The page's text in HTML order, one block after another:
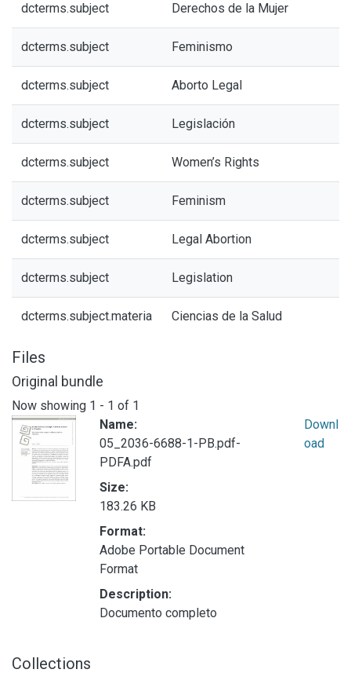
dcterms.subject Derechos de la Mujer
dcterms.subject Feminismo
dcterms.subject Aborto Legal
dcterms.subject Legislación
dcterms.subject Women’s Rights
dcterms.subject Feminism
dcterms.subject Legal Abortion
dcterms.subject Legislation
dcterms.subject.materia Ciencias de la Salud
Files
Original bundle
Now showing 1 - 1 of 1
Name:
05_2036-6688-1-PB.pdf-
PDFA.pdf
Size:
183.26 KB
Format:
Adobe Portable Document
Format
Description:
Documento completo
Downl
oad
Collections